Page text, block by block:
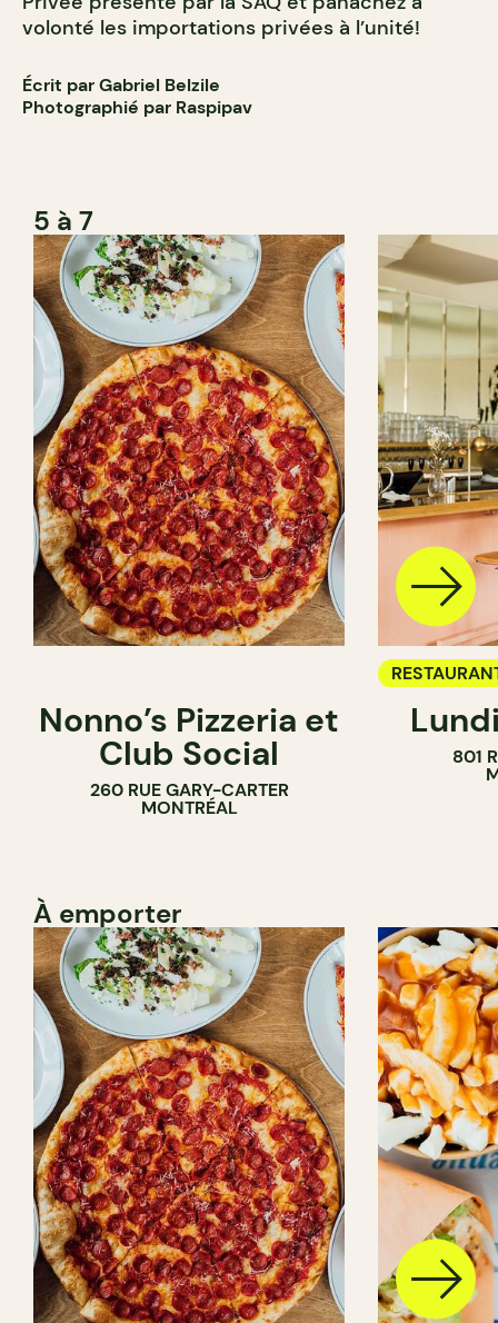
volonté les importations privées à l’unité!
Écrit par Gabriel Belzile
Photographié par Raspipav
5 à 7
Nonno’s Pizzeria et
Club Social
260 RUE GARY-CARTER
MONTRÉAL
BAR À VIN
801
À emporter